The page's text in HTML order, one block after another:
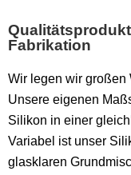
Fabrikation
Wir legen wir großen
Unsere eigenen
Silikon in einer
Variabel ist unser
glasklaren